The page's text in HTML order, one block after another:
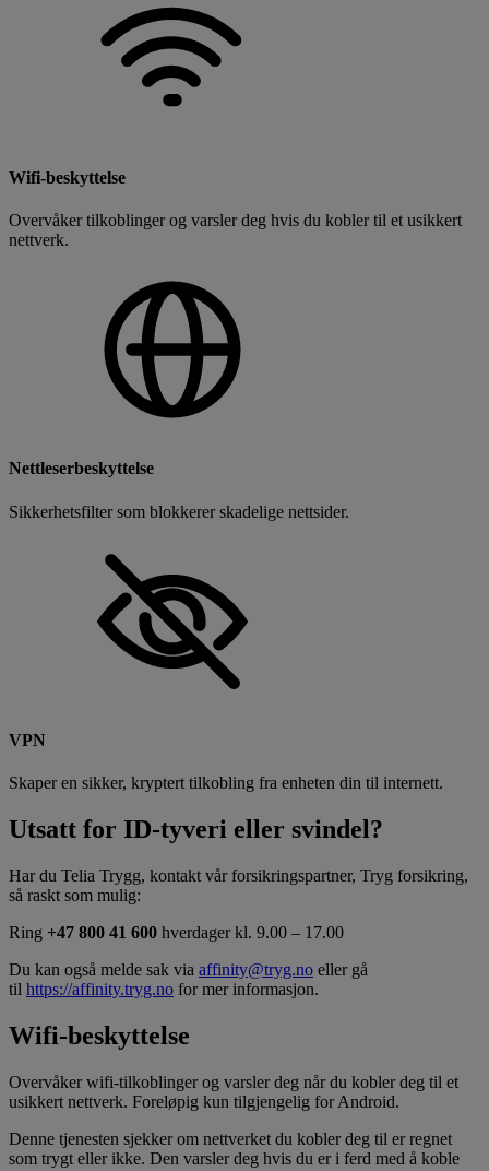
Wifi-beskyttelse
Overvåker tilkoblinger og varsler deg hvis du kobler til et usikkert
nettverk.
Nettleserbeskyttelse
Sikkerhetsfilter som blokkerer skadelige nettsider.
VPN
Skaper en sikker, kryptert tilkobling fra enheten din til internett.
Utsatt for ID-tyveri eller svindel?
Har du Telia Trygg, kontakt vår forsikringspartner, Tryg forsikring,
så raskt som mulig:
Ring +47 800 41 600 hverdager kl. 9.00 – 17.00
Du kan også melde sak via affinity@tryg.no eller gå
til https://affinity.tryg.no for mer informasjon.
Wifi-beskyttelse
Overvåker wifi-tilkoblinger og varsler deg når du kobler deg til et
usikkert nettverk​. Foreløpig kun tilgjengelig for Android.
Denne tjenesten sjekker om nettverket du kobler deg til er regnet
som trygt eller ikke. Den varsler deg hvis du er i ferd med å koble